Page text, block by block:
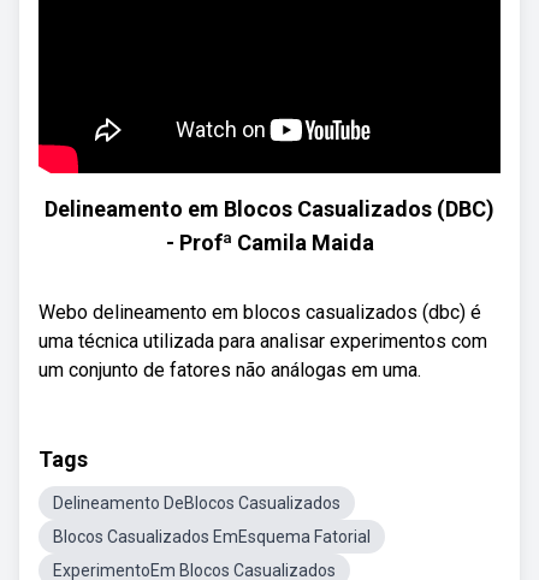
Delineamento em Blocos Casualizados (DBC)
- Profª Camila Maida
Webo delineamento em blocos casualizados (dbc) é
uma técnica utilizada para analisar experimentos com
um conjunto de fatores não análogas em uma.
Tags
Delineamento DeBlocos Casualizados
Blocos Casualizados EmEsquema Fatorial
ExperimentoEm Blocos Casualizados